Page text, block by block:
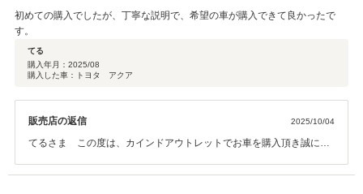
初めての購入でしたが、丁寧な説明で、希望の車が購入できて良かったで
す。
てる
購入年月： 2025/08
購入した車：トヨタ アクア
販売店の返信 2025/10/04
てるさま この度は、カインドアウトレットでお車を購入頂き誠に有
しく思います。オイル交換やメンテナンスなどのお車のことで何か御